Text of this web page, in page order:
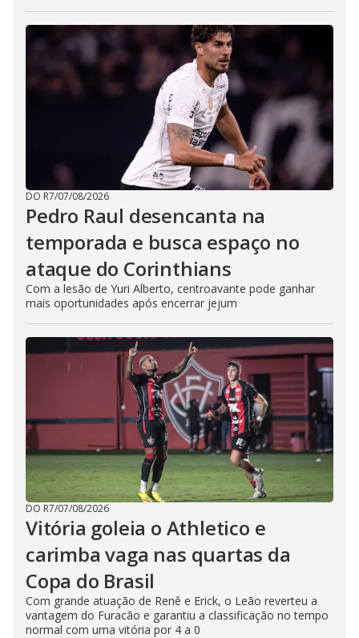
DO R7/07/08/2026
Pedro Raul desencanta na
temporada e busca espaço no
ataque do Corinthians
Com a lesão de Yuri Alberto, centroavante pode ganhar
mais oportunidades após encerrar jejum
DO R7/07/08/2026
Vitória goleia o Athletico e
carimba vaga nas quartas da
Copa do Brasil
Com grande atuação de Renê e Erick, o Leão reverteu a
vantagem do Furacão e garantiu a classificação no tempo
normal com uma vitória por 4 a 0